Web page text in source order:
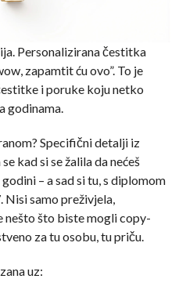
Personalizirana čestitka
zapamtit ću ovo”. To je
i poruke koju netko
godinama.
Specifični detalji iz
kad si se žalila da nećeš
– a sad si tu, s diplomom
samo preživjela,
nešto što biste mogli copy-
za tu osobu, tu priču.
uz: